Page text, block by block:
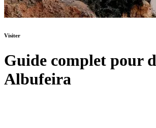
Visiter
Guide complet pour
Albufeira